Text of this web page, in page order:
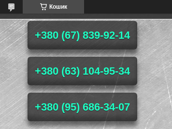
Кошик
+380 (67) 839-92-14
+380 (63) 104-95-34
+380 (95) 686-34-07